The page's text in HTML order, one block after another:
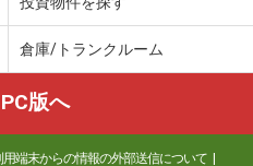
倉庫/トランクルーム
PC版へ
用端末からの情報の外部送信について